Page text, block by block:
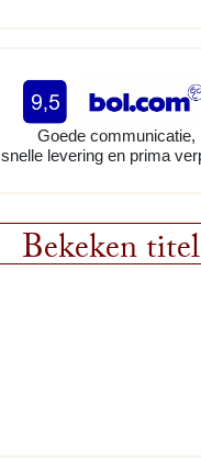
Goede communicatie,
snelle levering en prima
Bekeken